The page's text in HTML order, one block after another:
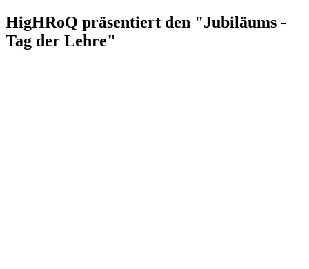
HigHRoQ präsentiert den "Jubiläums -
Tag der Lehre"